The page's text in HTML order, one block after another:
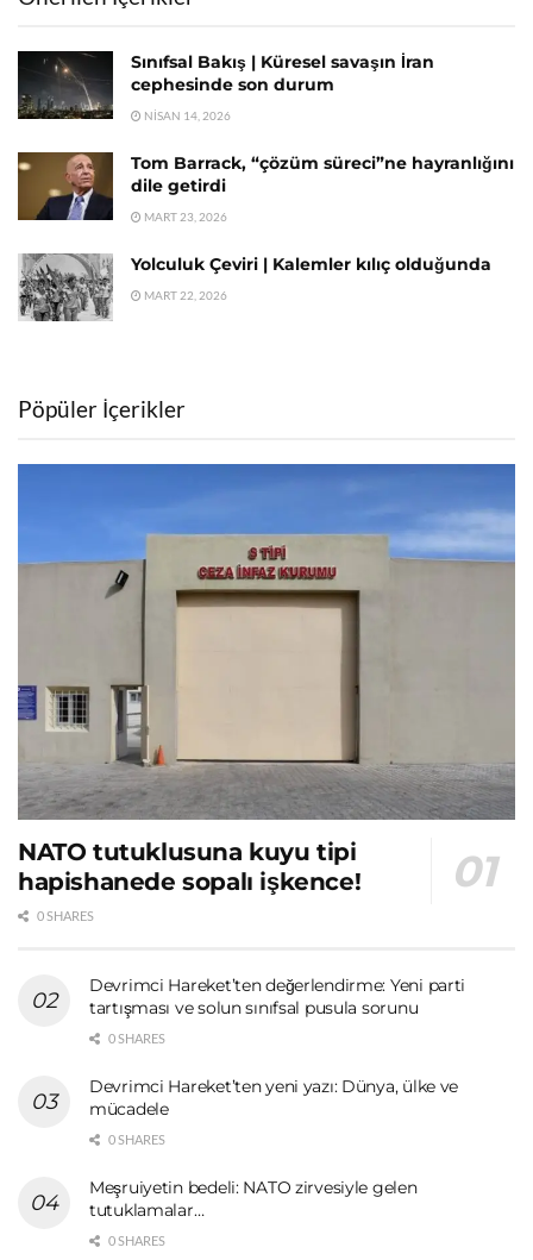
Sınıfsal Bakış | Küresel savaşın İran
cephesinde son durum
NISAN 14, 2026
Tom Barrack, “çözüm süreci”ne hayranlığını
dile getirdi
MART 23, 2026
Yolculuk Çeviri | Kalemler kılıç olduğunda
MART 22, 2026
Pöpüler İçerikler
NATO tutuklusuna kuyu tipi
hapishanede sopalı işkence!
0 SHARES
Devrimci Hareket’ten değerlendirme: Yeni parti
tartışması ve solun sınıfsal pusula sorunu
0 SHARES
Devrimci Hareket’ten yeni yazı: Dünya, ülke ve
mücadele
0 SHARES
Meşruiyetin bedeli: NATO zirvesiyle gelen
tutuklamalar…
0 SHARES